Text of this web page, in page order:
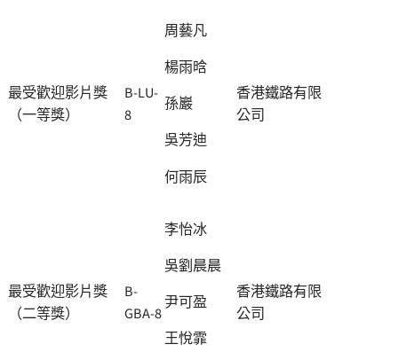
最受歡迎影片獎
（一等獎）
B-LU-
8
周藝凡
楊雨晗
孫巖
吳芳迪
何雨辰
香港鐵路有限
公司
最受歡迎影片獎
（二等獎）
B-
GBA-8
李怡冰
吳劉晨晨
尹可盈
王悅霏
香港鐵路有限
公司